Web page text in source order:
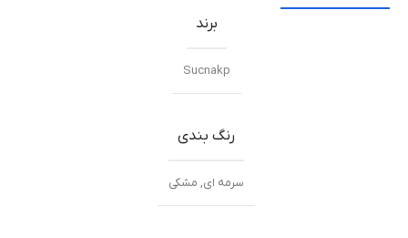
برند
Sucnakp
رنگ بندی
سرمه ای, مشکی